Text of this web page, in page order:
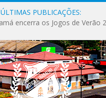
ÚLTIMAS PUBLICAÇÕES: